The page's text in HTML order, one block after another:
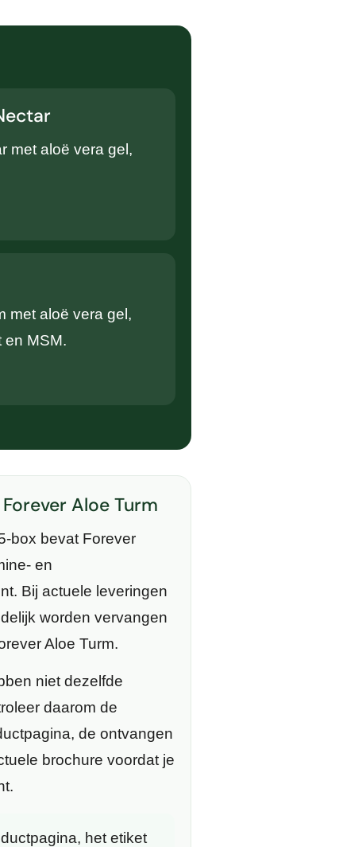
met aloë vera gel,
met aloë vera gel,
en MSM.
Aloe Turm
box bevat Forever
en
Bij actuele leveringen
worden vervangen
Aloe Turm.
niet dezelfde
daarom de
de ontvangen
brochure voordat je
het etiket